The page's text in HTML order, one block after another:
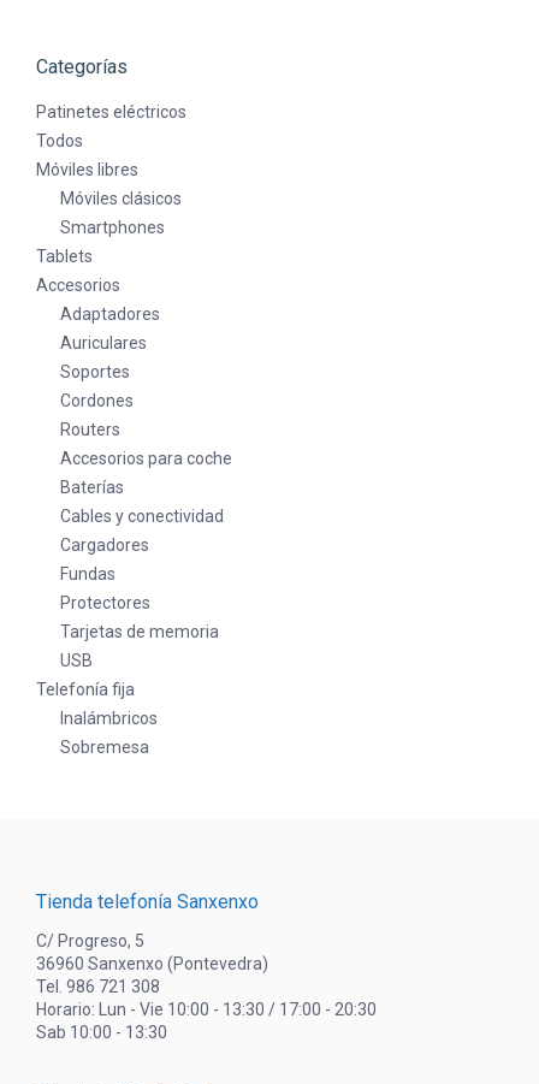
Categorías
Patinetes eléctricos
Todos
Móviles libres
Móviles clásicos
Smartphones
Tablets
Accesorios
Adaptadores
Auriculares
Soportes
Cordones
Routers
Accesorios para coche
Baterías
Cables y conectividad
Cargadores
Fundas
Protectores
Tarjetas de memoria
USB
Telefonía fija
Inalámbricos
Sobremesa
Tienda telefonía Sanxenxo
C/ Progreso, 5
36960 Sanxenxo (Pontevedra)
Tel. 986 721 308
Horario: Lun - Vie 10:00 - 13:30 / 17:00 - 20:30
Sab 10:00 - 13:30